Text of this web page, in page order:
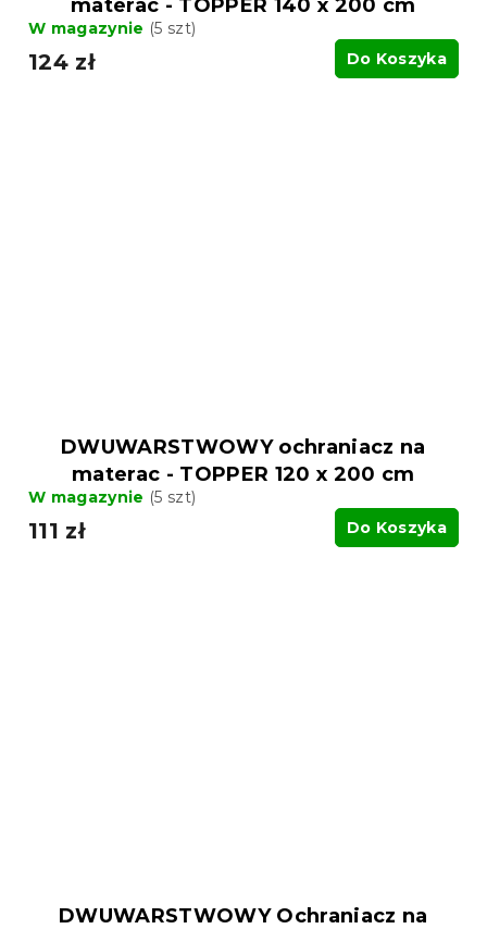
materac - TOPPER 140 x 200 cm
W magazynie (5 szt)
124 zł Do Koszyka
DWUWARSTWOWY ochraniacz na
materac - TOPPER 120 x 200 cm
W magazynie (5 szt)
111 zł Do Koszyka
DWUWARSTWOWY Ochraniacz na